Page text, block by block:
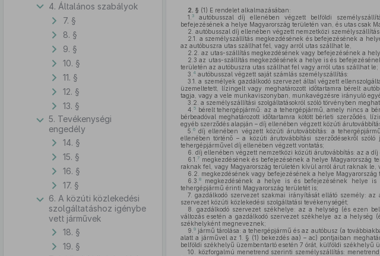
4. Általános szabályok
7. §
8. §
9. §
10. §
11. §
12. §
13. §
5. Tevékenységi
engedély
14. §
15. §
16. §
17. §
6. A közúti közlekedési
szolgáltatáshoz igénybe
vett járművek
18. §
19. §
2. § (1) E rendelet alkalmazásában:
1. 3autóbusszal díj ellenében végzett belföldi
befejezésének a helye Magyarország területén van, és utas csak
2. autóbusszal díj ellenében végzett nemzetközi
2.1. a személyszállítás megkezdésének és befejezésének a
az autóbuszra utas szállhat fel, vagy arról utas szállhat le,
2.2. az utas-szállítás megkezdésének vagy befejezésének a
2.3 az utas-szállítás megkezdésének a helye is és
területén az autóbuszra utas szállhat fel vagy arról utas szállhat le;
3. 4autóbusszal végzett saját számlás személyszállítás:
3.1. a személyek gazdálkodó szervezet által végzett
üzemeltetett, lízingelt vagy meghatározott időtartamra bérelt
tagja, vagy a vele munkaviszonyban, munkavégzésre irányuló
3.2. a személyszállítási szolgáltatásokról szóló törvényben
4. 5bérelt tehergépjármű: az a tehergépjármű, amely nincs a
bérbeadóval meghatározott időtartamra kötött bérleti szerződés,
egyéb szerződés alapján – díj ellenében végzett közúti
5. 6díj ellenében végzett közúti árutovábbítás: a
ellenében történő – a közúti árutovábbítási szerződésekről
tehergépjárművel díj ellenében végzett vontatás;
6. díj ellenében végzett nemzetközi közúti árutovábbítás: az a
6.1. 7megkezdésének és befejezésének a helye Magyarország
raknak fel, vagy Magyarország területén kívül arról árut raknak le,
6.2. megkezdésének vagy befejezésének a helye
6.3. 8megkezdésének a helye is és befejezésének helye is
tehergépjármű érinti Magyarország területét is;
7. gazdálkodó szervezet szakmai irányítását ellátó személy:
szervezet közúti közlekedési szolgáltatási tevékenységét;
8.
gazdálkodó szervezet székhelye: az a helység (és ezen
változás esetén a gazdálkodó szervezet székhelye az a
székhelyként megneveznek;
9. 9jármű tárolása: a tehergépjármű és az autóbusz (a
alatt a járművel az 1. § (1) bekezdés aa) – ac) pontjaiban
belföldi székhelyű üzembentartó esetén 7 órát, külföldi székhelyű
10.
közforgalmú menetrend szerinti személyszállítás: